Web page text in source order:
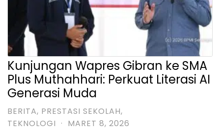
Kunjungan Wapres Gibran ke SMA
Plus Muthahhari: Perkuat Literasi AI
Generasi Muda
BERITA, PRESTASI SEKOLAH,
TEKNOLOGI · MARET 8, 2026